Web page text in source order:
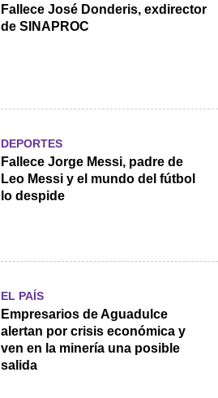
Fallece José Donderis, exdirector
de SINAPROC
DEPORTES
Fallece Jorge Messi, padre de
Leo Messi y el mundo del fútbol
lo despide
EL PAÍS
Empresarios de Aguadulce
alertan por crisis económica y
ven en la minería una posible
salida